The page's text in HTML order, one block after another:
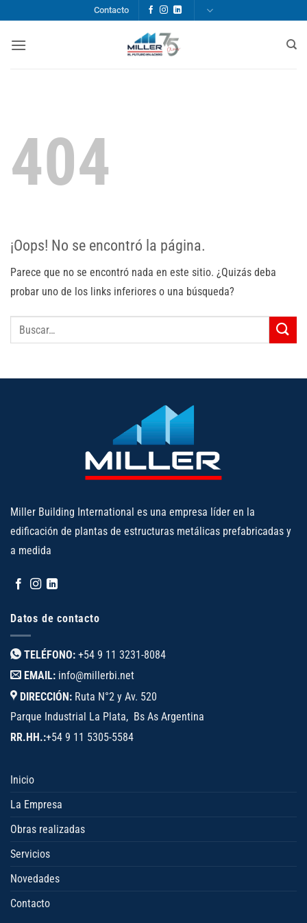
al
contenido
Contacto
404
¡Oops! No se encontró la página.
Parece que no se encontró nada en este sitio. ¿Quizás deba
probar uno de los links inferiores o una búsqueda?
Miller Building International es una empresa líder en la
edificación de plantas de estructuras metálicas prefabricadas y
a medida
Datos de contacto
TELÉFONO: +54 9 11 3231-8084
EMAIL: info@millerbi.net
DIRECCIÓN: Ruta N°2 y Av. 520
Parque Industrial La Plata, Bs As Argentina
RR.HH.:+54 9 11 5305-5584
Inicio
La Empresa
Obras realizadas
Servicios
Novedades
Contacto